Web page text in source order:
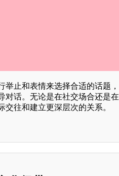
止和表情来选择合适的话题，
对话。无论是在社交场合还是在
往和建立更深层次的关系。